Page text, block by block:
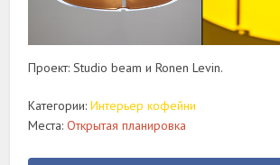
Проект: Studio beam и Ronen Levin.
Категории:Интерьер кофейни
Места:Открытая планировка